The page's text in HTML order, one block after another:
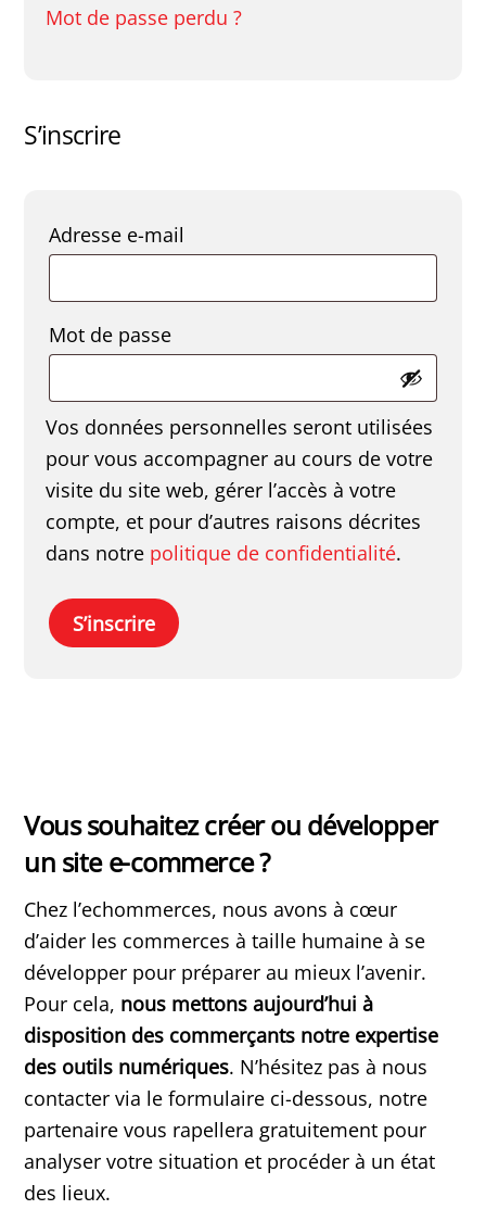
Mot de passe perdu ?
S’inscrire
Adresse e-mail
Mot de passe
Vos données personnelles seront utilisées
pour vous accompagner au cours de votre
visite du site web, gérer l’accès à votre
compte, et pour d’autres raisons décrites
dans notre politique de confidentialité.
S’inscrire
Vous souhaitez créer ou développer
un site e-commerce ?
Chez l’echommerces, nous avons à cœur
d’aider les commerces à taille humaine à se
développer pour préparer au mieux l’avenir.
Pour cela, nous mettons aujourd’hui à
disposition des commerçants notre expertise
des outils numériques. N’hésitez pas à nous
contacter via le formulaire ci-dessous, notre
partenaire vous rapellera gratuitement pour
analyser votre situation et procéder à un état
des lieux.